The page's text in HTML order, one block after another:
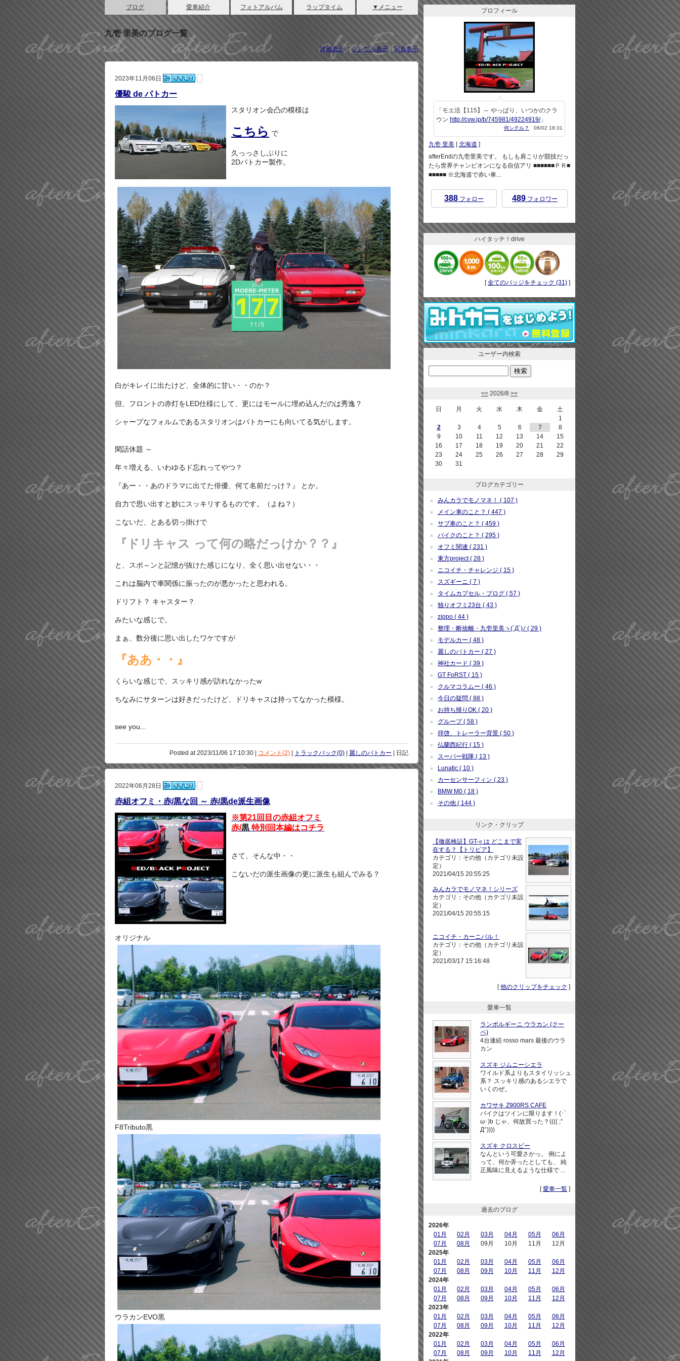
ブログ 愛車紹介 フォトアルバム ラップタイム ▼メニュー
九壱 里美のブログ一覧
詳細表示｜シンプル表示｜写真表示
2023年11月06日
優駿 de パトカー
スタリオン会凸の模様は
こちら で
久っっさしぶりに
2Dパトカー製作。
白がキレイに出たけど、全体的に甘い・・のか？
但、フロントの赤灯をLED仕様にして、更にはモールに埋め込んだのは秀逸？
シャープなフォルムであるスタリオンはパトカーにも向いてる気がします。
閑話休題 ～
年々増える、いわゆるド忘れってやつ？
『あー・・あのドラマに出てた俳優、何て名前だっけ？』 とか。
自力で思い出すと妙にスッキリするものです。（よね？）
こないだ、とある切っ掛けで
『ドリキャス って何の略だっけか？？』
と、スポ～ンと記憶が抜けた感じになり、全く思い出せない・・
これは脳内で車関係に振ったのが悪かったと思われる。
ドリフト？ キャスター？
みたいな感じで。
まぁ、数分後に思い出したワケですが
『ああ・・』
くらいな感じで、スッキリ感が訪れなかったw
ちなみにサターンは好きだったけど、ドリキャスは持ってなかった模様。
see you...
Posted at 2023/11/06 17:10:30 | コメント(2) | トラックバック(0) | 麗しのパトカー | 日記
2022年06月28日
赤組オフミ・赤/黒な回 ～ 赤/黒de派生画像
※第21回目の赤組オフミ
赤/黒 特別回本編はコチラ
さて、そんな中・・
こないだの派生画像の更に派生も組んでみる？
オリジナル
F8Tributo黒
ウラカンEVO黒
プロフィール
「モエ活【115】～ やっぱり、いつかのクラ
ウン http://cvw.jp/b/745981/49224919/」
何シテル？ 08/02 18:31
九壱 里美 [北海道 ]
afterEndの九壱里美です。 もしも肩こりが競技だっ
たら世界チャンピオンになる自信アリ ■■■■■■ＰＲ■
■■■■■ ※北海道で赤い車...
388 フォロー 489 フォロワー
ハイタッチ！drive
[全てのバッジをチェック (31) ]
ユーザー内検索
<< 2026/8 >>
日 月 火 水 木 金
土
1
2
3 4 5 6 7
8
9
10 11 12 13 14
15
16
17 18 19 20 21
22
23
24 25 26 27 28
29
30
31
ブログカテゴリー
みんカラでモノマネ！ ( 107 )
メイン車のこと？ ( 447 )
サブ車のこと？ ( 459 )
バイクのこと？ ( 295 )
オフミ関連 ( 231 )
東方project ( 28 )
ニコイチ・チャレンジ ( 15 )
スズギーニ ( 7 )
タイムカプセル・ブログ ( 57 )
独りオフミ23台 ( 43 )
zippo ( 44 )
整理・断捨離・九壱里美ヽ(`Д´)ﾉ ( 29 )
モデルカー ( 48 )
麗しのパトカー ( 27 )
神社カード ( 39 )
GT FoRST ( 15 )
クルマコラムー ( 46 )
今日の疑問 ( 88 )
お持ち帰りOK ( 20 )
グループ ( 58 )
拝啓、トレーラー背景 ( 50 )
仏蘭西紀行 ( 15 )
スーパー戦隊 ( 13 )
Lunatic ( 10 )
カーセンサーフィン ( 23 )
BMW M0 ( 18 )
その他 ( 144 )
リンク・クリップ
【徹底検証】GT-○ は どこまで実
在する？【トリビア】
カテゴリ：その他（カテゴリ未設
定）
2021/04/15 20:55:25
みんカラでモノマネ！シリーズ
カテゴリ：その他（カテゴリ未設
定）
2021/04/15 20:55:15
ニコイチ・カーニバル！
カテゴリ：その他（カテゴリ未設
定）
2021/03/17 15:16:48
[他のクリップをチェック ]
愛車一覧
ランボルギーニ ウラカン (クー
ペ)
4台連続 rosso mars 最後のウラ
カン
スズキ ジムニーシエラ
ワイルド系よりもスタイリッシュ
系？ スッキリ感のあるシエラで
いくのぜ。
カワサキ Z900RS CAFE
バイクはツインに限ります！(･`
ω･)b じゃ、何故買った？(((( ;°
Д°))))
スズキ クロスビー
なんという可愛さかっ。 例によ
って、何か弄ったとしても、 純
正風味に見えるような仕様で ...
[愛車一覧 ]
過去のブログ
2026年
01月
02月 03月 04月 05月
06月
07月
08月 09月 10月 11月
12月
2025年
01月
02月 03月 04月 05月
06月
07月
08月 09月 10月 11月
12月
2024年
01月
02月 03月 04月 05月
06月
07月
08月 09月 10月 11月
12月
2023年
01月
02月 03月 04月 05月
06月
07月
08月 09月 10月 11月
12月
2022年
01月
02月 03月 04月 05月
06月
07月
08月 09月 10月 11月
12月